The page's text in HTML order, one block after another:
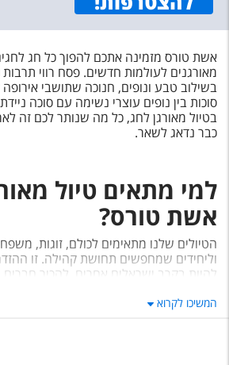
אשת טורס מזמינה אתכם להפוך כל חג
מאורגנים לעולמות חדשים. פסח רווי
בשילוב טבע ונופים, חנוכה שתושבי
סוכות בין נופים עוצרי נשימה עם סוכה
בטיול מאורגן לחג, כל מה שנותר לכם זה
כבר נדאג לשאר.
למי מתאים טיול
אשת טורס?
הטיולים שלנו מתאימים לכולם, זוגות,
וליחידים שמחפשים תחושת קהילה. זו
להיות בקרב ישראלים אחרים, להכיר חברים
לוגיסטיקה ותכנון. פשוט לטוס, ליהנות
המשיכו לקרוא